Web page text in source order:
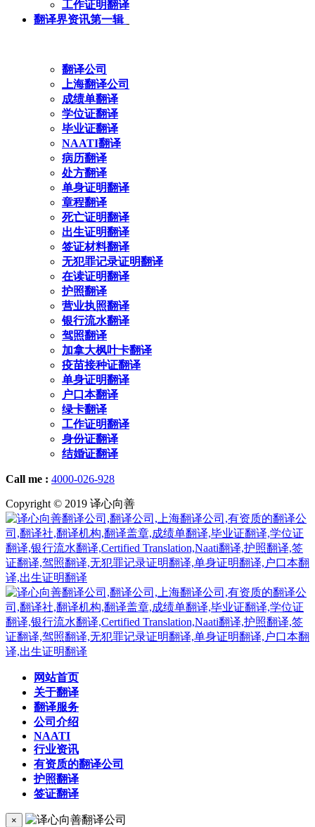
工作证明翻译
翻译界资讯第一辑
翻译公司
上海翻译公司
成绩单翻译
学位证翻译
毕业证翻译
NAATI翻译
病历翻译
处方翻译
单身证明翻译
章程翻译
死亡证明翻译
出生证明翻译
签证材料翻译
无犯罪记录证明翻译
在读证明翻译
护照翻译
营业执照翻译
银行流水翻译
驾照翻译
加拿大枫叶卡翻译
疫苗接种证翻译
单身证明翻译
户口本翻译
绿卡翻译
工作证明翻译
身份证翻译
结婚证翻译
Call me : 4000-026-928
Copyright © 2019 译心向善
网站首页
关于翻译
翻译服务
公司介绍
NAATI
行业资讯
有资质的翻译公司
护照翻译
签证翻译
×